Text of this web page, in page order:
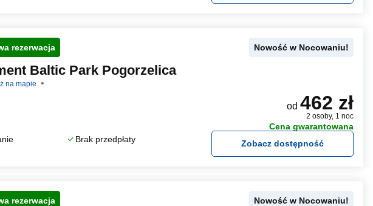
rezerwacja
Baltic Park Pogorzelica
na mapie
Brak przedpłaty
Nowość w Nocowaniu!
od 462 zł
2 osoby, 1 noc
Cena gwarantowana
Zobacz dostępność
rezerwacja Nowość w Nocowaniu!